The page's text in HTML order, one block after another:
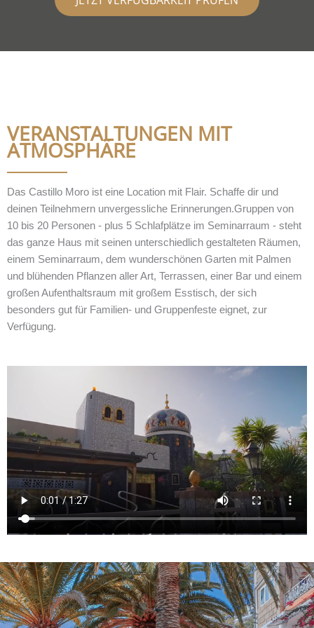
VERANSTALTUNGEN MIT
ATMOSPHÄRE
Das Castillo Moro ist eine Location mit Flair. Schaffe dir und
deinen Teilnehmern unvergessliche Erinnerungen.Gruppen von
10 bis 20 Personen - plus 5 Schlafplätze im Seminarraum - steht
das ganze Haus mit seinen unterschiedlich gestalteten Räumen,
einem Seminarraum, dem wunderschönen Garten mit Palmen
und blühenden Pflanzen aller Art, Terrassen, einer Bar und einem
großen Aufenthaltsraum mit großem Esstisch, der sich
besonders gut für Familien- und Gruppenfeste eignet, zur
Verfügung.